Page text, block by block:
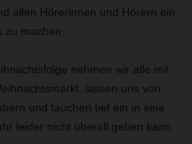
allen Hörerinnen und Hörern ein
machen.
nehmen wir alle mit
lassen uns von
und tauchen tief ein in eine
leider nicht überall geben kann